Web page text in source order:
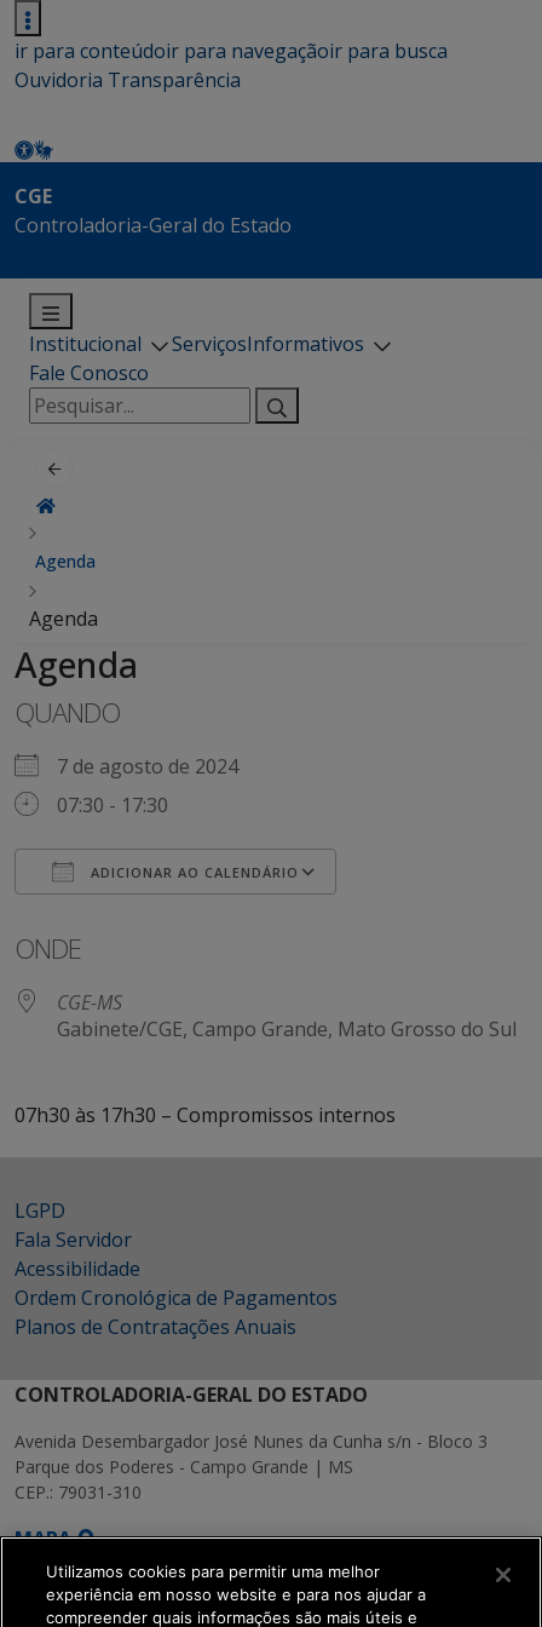
ir para conteúdoir para navegaçãoir para busca
Ouvidoria Transparência
CGE
Controladoria-Geral do Estado
Institucional ServiçosInformativos
Fale Conosco
Pesquisar
por:
Agenda
Agenda
Agenda
QUANDO
7 de agosto de 2024
07:30 - 17:30
ADICIONAR AO CALENDÁRIO
ONDE
CGE-MS
Gabinete/CGE, Campo Grande, Mato Grosso do Sul
07h30 às 17h30 – Compromissos internos
LGPD
Fala Servidor
Acessibilidade
Ordem Cronológica de Pagamentos
Planos de Contratações Anuais
CONTROLADORIA-GERAL DO ESTADO
Avenida Desembargador José Nunes da Cunha s/n - Bloco 3
Parque dos Poderes - Campo Grande | MS
CEP.: 79031-310
MAPA
Utilizamos cookies para permitir uma melhor
experiência em nosso website e para nos ajudar a
compreender quais informações são mais úteis e